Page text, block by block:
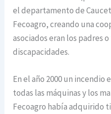
el departamento de
Fecoagro, creando una
asociados eran los padres
discapacidades.
En el año 2000 un incendio
todas las máquinas y los
Fecoagro había adquirido